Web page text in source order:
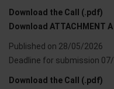
Download the Call (.pdf)
Download ATTACHMENT
Published on 28/05/2026
Deadline for submission
Download the Call (.pdf)